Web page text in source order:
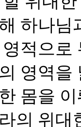
하나
적으
영역
몸을
의 위